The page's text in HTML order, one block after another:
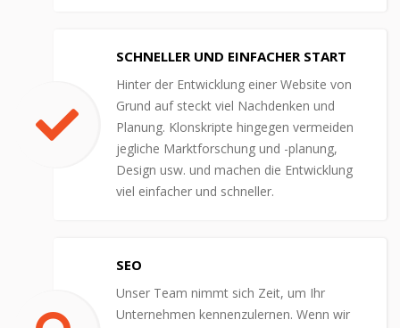
SCHNELLER UND EINFACHER START
Hinter der Entwicklung einer Website von
Grund auf steckt viel Nachdenken und
Planung. Klonskripte hingegen vermeiden
jegliche Marktforschung und -planung,
Design usw. und machen die Entwicklung
viel einfacher und schneller.
SEO
Unser Team nimmt sich Zeit, um Ihr
Unternehmen kennenzulernen. Wenn wir